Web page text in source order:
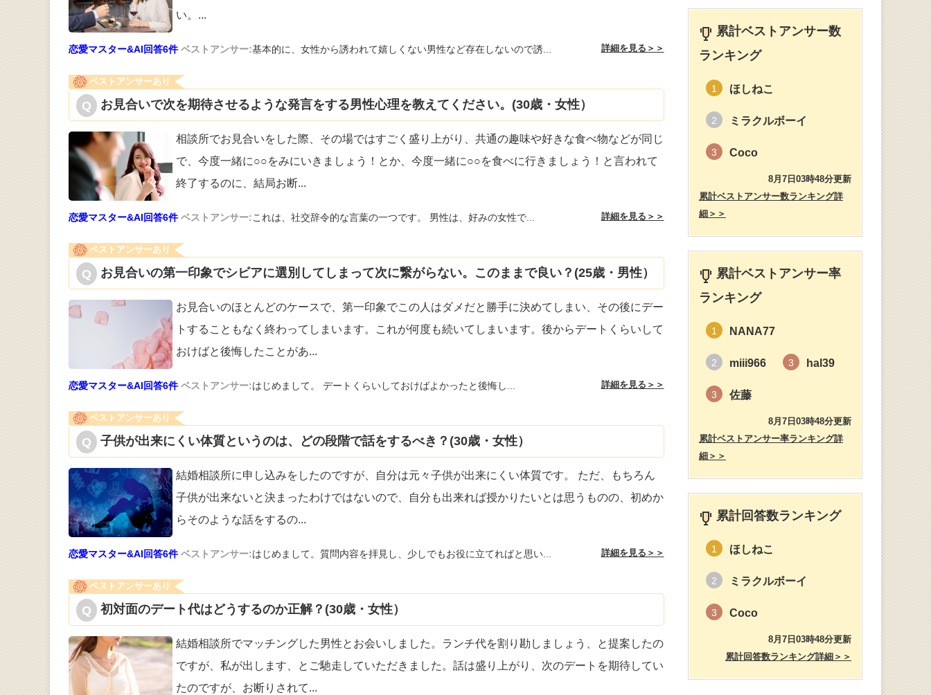
い。 ...
恋愛マスター&AI回答6件 ベストアンサー:基本的に、女性から誘われて嬉しくない男性など存在しないので誘... 詳細を見る＞＞
ベストアンサーあり
お見合いで次を期待させるような発言をする男性心理を教えてください。(30歳・女性）
相談所でお見合いをした際、その場ではすごく盛り上がり、共通の趣味や好きな食べ物などが同じ
で、今度一緒に○○をみにいきましょう！とか、今度一緒に○○を食べに行きましょう！と言われて
終了するのに、結局お断...
恋愛マスター&AI回答6件 ベストアンサー:これは、社交辞令的な言葉の一つです。 男性は、好みの女性で... 詳細を見る＞＞
ベストアンサーあり
お見合いの第一印象でシビアに選別してしまって次に繋がらない。このままで良い？(25歳・男性）
お見合いのほとんどのケースで、第一印象でこの人はダメだと勝手に決めてしまい、その後にデー
トすることもなく終わってしまいます。これが何度も続いてしまいます。後からデートくらいして
おけばと後悔したことがあ...
恋愛マスター&AI回答6件 ベストアンサー:はじめまして。 デートくらいしておけばよかったと後悔し... 詳細を見る＞＞
ベストアンサーあり
子供が出来にくい体質というのは、どの段階で話をするべき？(30歳・女性）
結婚相談所に申し込みをしたのですが、自分は元々子供が出来にくい体質です。 ただ、もちろん
子供が出来ないと決まったわけではないので、自分も出来れば授かりたいとは思うものの、初めか
らそのような話をするの...
恋愛マスター&AI回答6件 ベストアンサー:はじめまして。質問内容を拝見し、少しでもお役に立てればと思い... 詳細を見る＞＞
ベストアンサーあり
初対面のデート代はどうするのか正解？(30歳・女性）
結婚相談所でマッチングした男性とお会いしました。ランチ代を割り勘しましょう、と提案したの
ですが、私が出します、とご馳走していただきました。話は盛り上がり、次のデートを期待してい
たのですが、お断りされて...
累計ベストアンサー数
ランキング
1 ほしねこ
2 ミラクルボーイ
3 Coco
8月7日03時48分更新
累計ベストアンサー数ランキング詳
細＞＞
累計ベストアンサー率
ランキング
1 NANA77
2 miii966 3 hal39
3 佐藤
8月7日03時48分更新
累計ベストアンサー率ランキング詳
細＞＞
累計回答数ランキング
1 ほしねこ
2 ミラクルボーイ
3 Coco
8月7日03時48分更新
累計回答数ランキング詳細＞＞